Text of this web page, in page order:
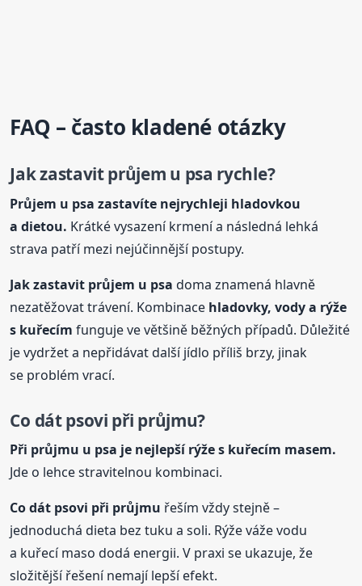
FAQ – často kladené otázky
Jak zastavit průjem u psa rychle?
Průjem u psa zastavíte nejrychleji hladovkou
a dietou. Krátké vysazení krmení a následná lehká
strava patří mezi nejúčinnější postupy.
Jak zastavit průjem u psa doma znamená hlavně
nezatěžovat trávení. Kombinace hladovky, vody a rýže
s kuřecím funguje ve většině běžných případů. Důležité
je vydržet a nepřidávat další jídlo příliš brzy, jinak
se problém vrací.
Co dát psovi při průjmu?
Při průjmu u psa je nejlepší rýže s kuřecím masem.
Jde o lehce stravitelnou kombinaci.
Co dát psovi při průjmu řeším vždy stejně –
jednoduchá dieta bez tuku a soli. Rýže váže vodu
a kuřecí maso dodá energii. V praxi se ukazuje, že
složitější řešení nemají lepší efekt.